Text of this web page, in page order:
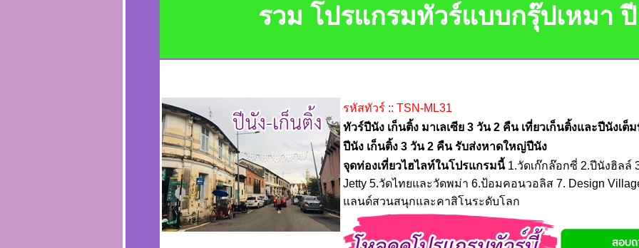
รวม โปรแกรมทัวร์แบบกรุ๊ปเหมา
รหัสทัวร์ :: TSN-ML31
ทัวร์ปีนัง เก็นติ้ง มาเลเซีย 3 วัน 2 คืน เที่ยวเก็นติ้งและปีนังเต็
ปีนัง เก็นติ้ง 3 วัน 2 คืน รับส่งหาดใหญ่ปีนัง
จุดท่องเที่ยวไฮไลท์ในโปรแกรมนี้ 1.วัดเก๊กล๊อกซี่ 2.ปีนังฮิลล์
Jetty 5.วัดไทยและวัดพม่า 6.ป้อมคอนวอลิส 7. Design
แลนด์สวนสนุกและคาสิโนระดับโลก